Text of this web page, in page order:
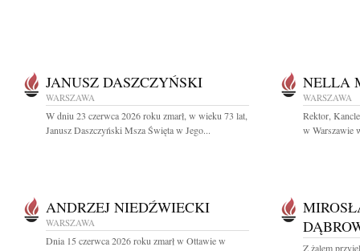
JANUSZ DASZCZYŃSKI
WARSZAWA
W dniu 23 czerwca 2026 roku zmarł, w wieku 73 lat,
Janusz Daszczyński Msza Święta w Jego...
NELLA
WARSZAWA
Rektor,
w Warszawie
ANDRZEJ NIEDŹWIECKI
WARSZAWA
Dnia 15 czerwca 2026 roku zmarł w Ottawie w
Z żalem